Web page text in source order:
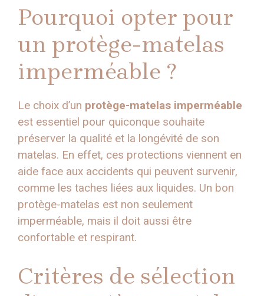
Pourquoi opter pour
un protège-matelas
imperméable ?
Le choix d’un protège-matelas imperméable
est essentiel pour quiconque souhaite
préserver la qualité et la longévité de son
matelas. En effet, ces protections viennent en
aide face aux accidents qui peuvent survenir,
comme les taches liées aux liquides. Un bon
protège-matelas est non seulement
imperméable, mais il doit aussi être
confortable et respirant.
Critères de sélection